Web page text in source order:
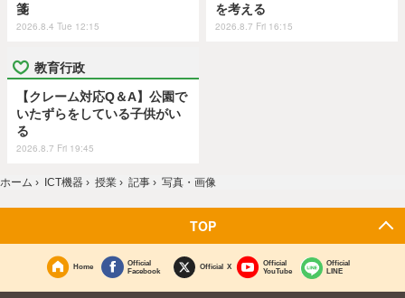
箋
2026.8.4 Tue 12:15
を考える
2026.8.7 Fri 16:15
教育行政
【クレーム対応Q＆A】公園で
いたずらをしている子供がい
る
2026.8.7 Fri 19:45
ホーム › ICT機器 › 授業 › 記事 › 写真・画像
TOP
Home
Official
Facebook
Official X
Official
YouTube
Official
LINE